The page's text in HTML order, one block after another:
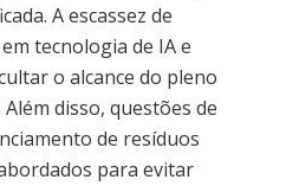
A escassez de
tecnologia de IA e
o alcance do pleno
disso, questões de
de resíduos
para evitar